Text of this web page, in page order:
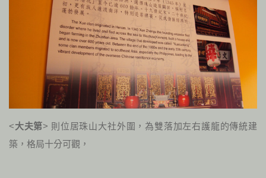
<大夫第> 則位居珠山大社外圍，為雙落加左右護龍的傳統建
築，格局十分可觀，